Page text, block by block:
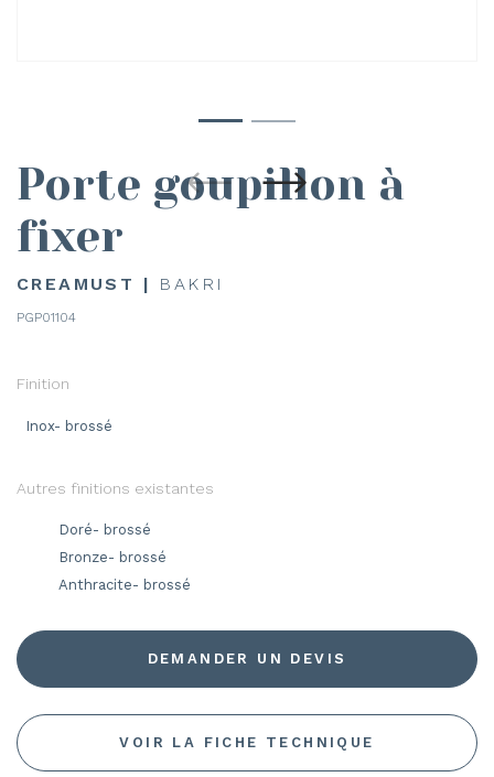
Porte goupillon à
fixer
CREAMUST | BAKRI
PGP01104
Finition
Inox- brossé
Autres finitions existantes
Doré- brossé
Bronze- brossé
Anthracite- brossé
DEMANDER UN DEVIS
VOIR LA FICHE TECHNIQUE